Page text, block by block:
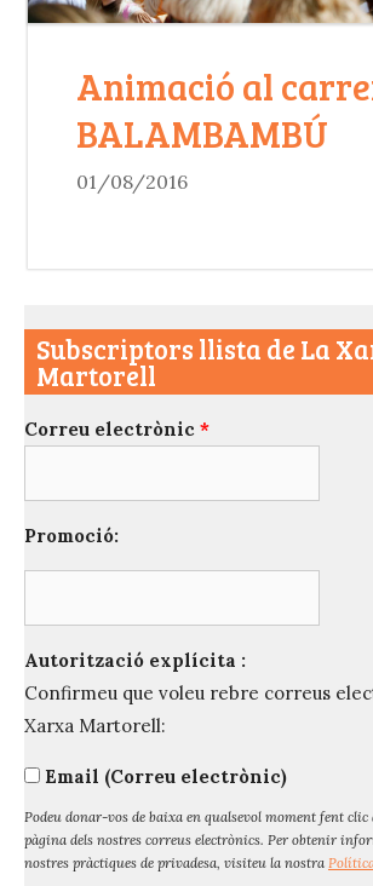
Animació al
BALAMBAMBÚ
01/08/2016
Subscriptors llista de La
Martorell
Correu electrònic *
Promoció:
Autorització explícita :
Confirmeu que voleu rebre correus
Xarxa Martorell:
Email (Correu electrònic)
Podeu donar-vos de baixa en qualsevol moment fent clic
pàgina dels nostres correus electrònics. Per obtenir
nostres pràctiques de privadesa, visiteu la nostra